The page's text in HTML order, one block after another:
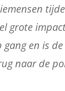
grote
en is
naar de